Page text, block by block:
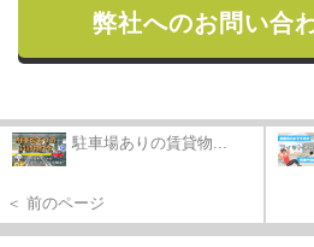
弊社へのお問い合
駐車場ありの賃貸物...
＜ 前のページ